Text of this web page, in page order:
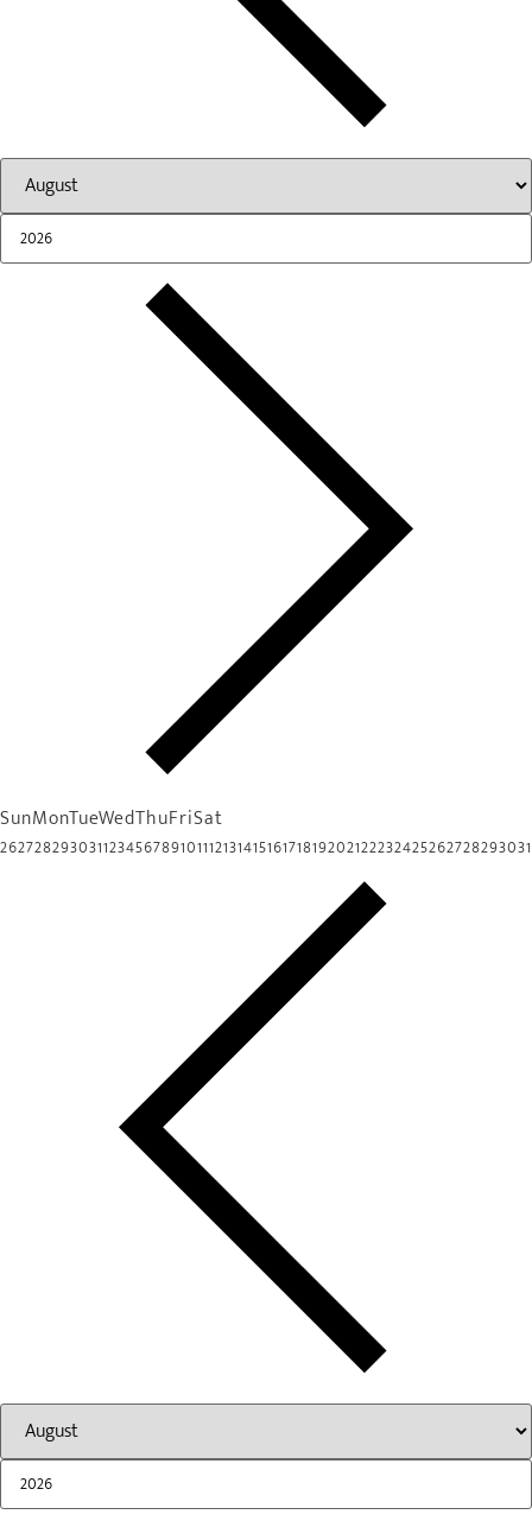
SunMonTueWedThuFriSat
26272829303112345678910111213141516171819202122232425262728293031